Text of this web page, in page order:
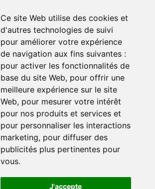
Ce site Web utilise des cookies et
d'autres technologies de suivi
pour améliorer votre expérience
de navigation aux fins suivantes :
pour activer les fonctionnalités de
base du site Web, pour offrir une
meilleure expérience sur le site
Web, pour mesurer votre intérêt
pour nos produits et services et
pour personnaliser les interactions
marketing, pour diffuser des
publicités plus pertinentes pour
vous.
J'accepte
Produits COTS
Systèmes embarqués
Electronique FPGA
Services aux opérations
Naval
Terrestre
Civil